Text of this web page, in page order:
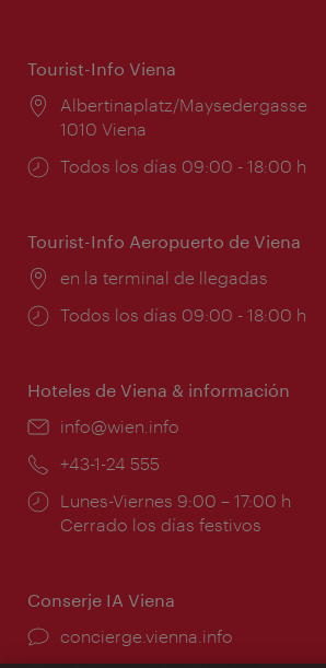
Tourist-Info Viena
Lugar:
Albertinaplatz/Maysedergasse
1010 Viena
Horarios
Todos los días 09:00 - 18:00 h
Tourist-Info Aeropuerto de Viena
Lugar:
en la terminal de llegadas
Horarios
Todos los días 09:00 - 18:00 h
Hoteles de Viena & información
e-
info@wien.info
Teléfono:
+43-1-24 555
Horarios
de
Lunes-Viernes 9:00 – 17:00 h
Cerrado los días festivos
Conserje IA Viena
concierge.vienna.info